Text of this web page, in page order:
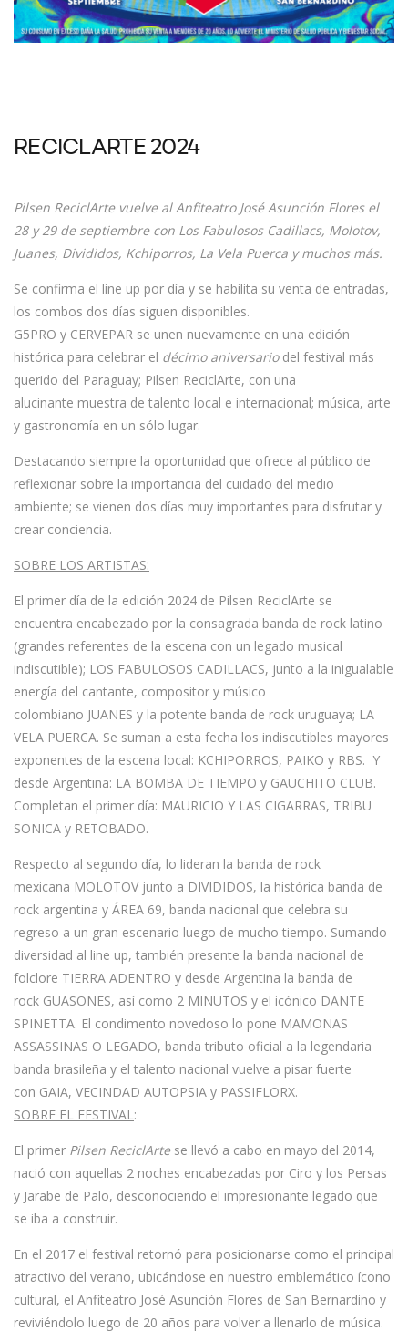
RECICLARTE 2024
Pilsen ReciclArte vuelve al Anfiteatro José Asunción Flores el
28 y 29 de septiembre con Los Fabulosos Cadillacs, Molotov,
Juanes, Divididos, Kchiporros, La Vela Puerca y muchos más.
Se confirma el line up por día y se habilita su venta de entradas,
los combos dos días siguen disponibles.
G5PRO y CERVEPAR se unen nuevamente en una edición
histórica para celebrar el décimo aniversariodel festival más
querido del Paraguay; Pilsen ReciclArte, con una
alucinante muestra de talento local e internacional; música, arte
y gastronomía en un sólo lugar.
Destacando siempre la oportunidad que ofrece al público de
reflexionar sobre la importancia del cuidado del medio
ambiente; se vienen dos días muy importantes para disfrutar y
crear conciencia.
SOBRE LOS ARTISTAS:
El primer día de la edición 2024 de Pilsen ReciclArte se
encuentra encabezado por la consagrada banda de rock latino
(grandes referentes de la escena con un legado musical
indiscutible); LOS FABULOSOS CADILLACS, junto a la inigualable
energía del cantante, compositor y músico
colombiano JUANES y la potente banda de rock uruguaya; LA
VELA PUERCA. Se suman a esta fecha los indiscutibles mayores
exponentes de la escena local: KCHIPORROS, PAIKO y RBS. Y
desde Argentina: LA BOMBA DE TIEMPO y GAUCHITO CLUB.
Completan el primer día: MAURICIO Y LAS CIGARRAS, TRIBU
SONICA y RETOBADO.
Respecto al segundo día, lo lideran la banda de rock
mexicana MOLOTOV junto a DIVIDIDOS, la histórica banda de
rock argentina y ÁREA 69, banda nacional que celebra su
regreso a un gran escenario luego de mucho tiempo. Sumando
diversidad al line up, también presente la banda nacional de
folclore TIERRA ADENTRO y desde Argentina la banda de
rock GUASONES, así como 2 MINUTOS y el icónico DANTE
SPINETTA. El condimento novedoso lo pone MAMONAS
ASSASSINAS O LEGADO, banda tributo oficial a la legendaria
banda brasileña y el talento nacional vuelve a pisar fuerte
con GAIA, VECINDAD AUTOPSIA y PASSIFLORX.
SOBRE EL FESTIVAL :
El primer Pilsen ReciclArtese llevó a cabo en mayo del 2014,
nació con aquellas 2 noches encabezadas por Ciro y los Persas
y Jarabe de Palo, desconociendo el impresionante legado que
se iba a construir.
En el 2017 el festival retornó para posicionarse como el principal
atractivo del verano, ubicándose en nuestro emblemático ícono
cultural, el Anfiteatro José Asunción Flores de San Bernardino y
reviviéndolo luego de 20 años para volver a llenarlo de música.